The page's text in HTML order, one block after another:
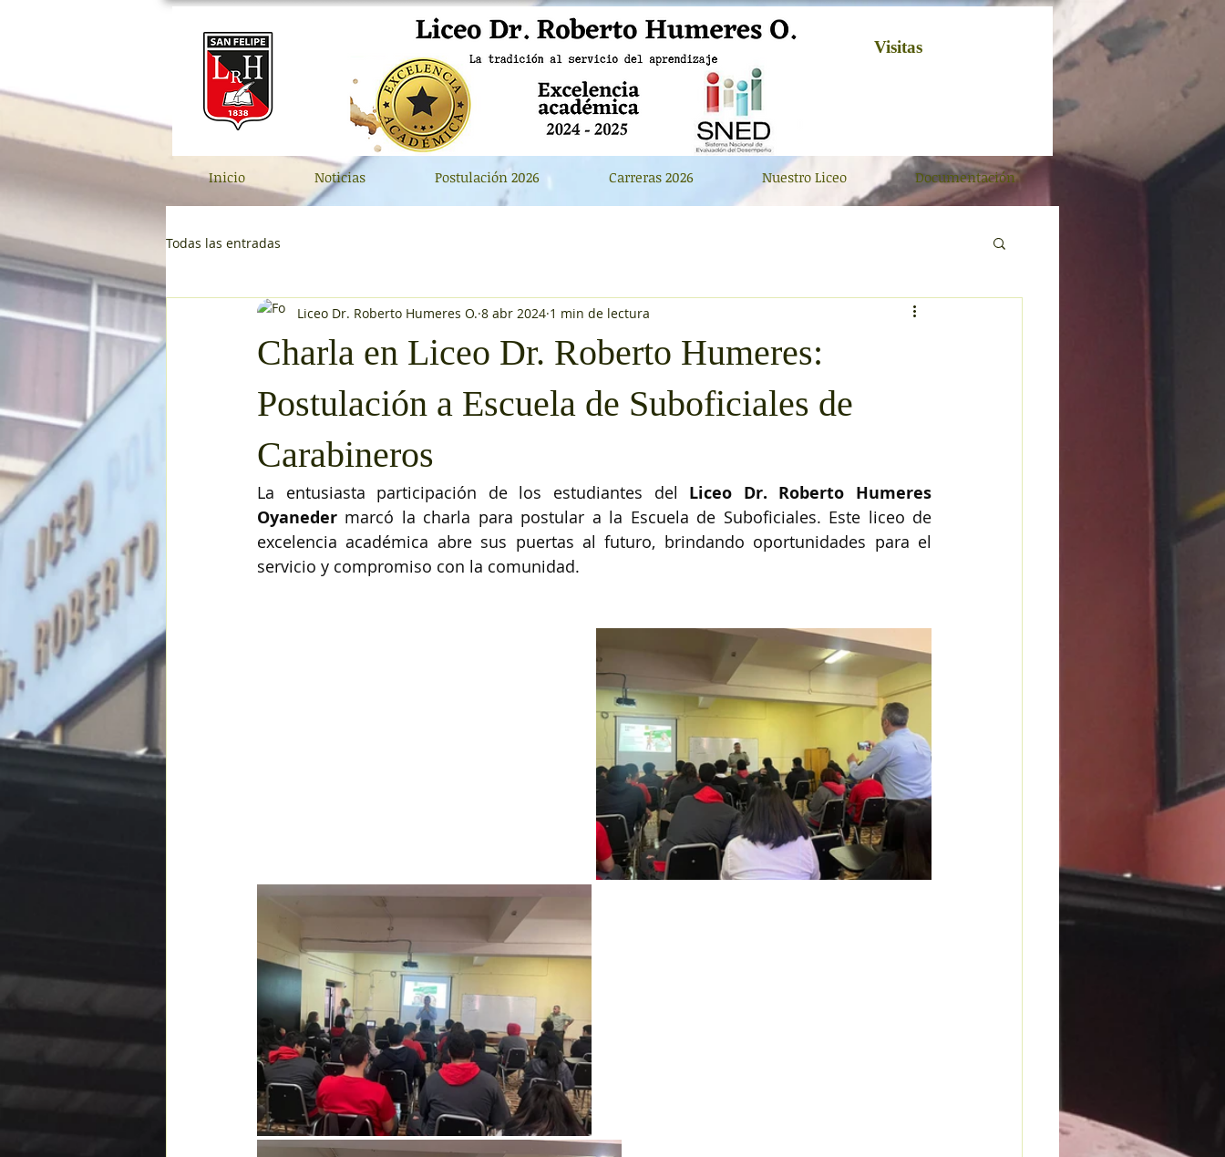
Visitas
Inicio Noticias Postulación 2026 Carreras 2026 Nuestro Liceo Documentación
Todas las entradas
Charla en Liceo Dr. Roberto Humeres:
Postulación a Escuela de Suboficiales de
Carabineros
Liceo Dr. Roberto Humeres O. 8 abr 2024 1 min de lectura
La entusiasta participación de los estudiantes del Liceo Dr. Roberto Humeres
Oyaneder marcó la charla para postular a la Escuela de Suboficiales. Este liceo de
excelencia académica abre sus puertas al futuro, brindando oportunidades para el
servicio y compromiso con la comunidad.